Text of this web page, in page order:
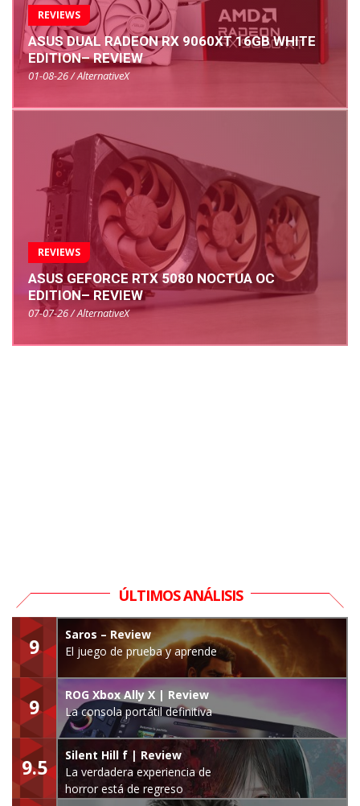
REVIEWS
ASUS DUAL RADEON RX 9060XT 16GB WHITE
EDITION– REVIEW
01-08-26 / AlternativeX
REVIEWS
ASUS GEFORCE RTX 5080 NOCTUA OC
EDITION– REVIEW
07-07-26 / AlternativeX
ÚLTIMOS ANÁLISIS
9
Saros – Review
El juego de prueba y aprende
9
ROG Xbox Ally X | Review
La consola portátil definitiva
9.5
Silent Hill f | Review
La verdadera experiencia de
horror está de regreso